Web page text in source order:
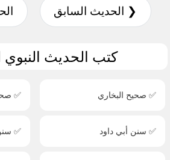
❮ الحديث السابق
كتب الحديث
✅ صحيح البخاري ✅
✅ سنن أبي داود ✅